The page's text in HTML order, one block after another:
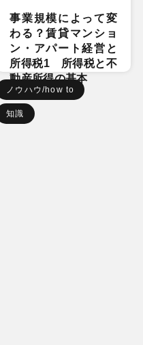
事業規模によって変
わる？賃貸マンショ
ン・アパート経営と
所得税1 所得税と不
動産所得の基本
ノウハウ/how to
知識